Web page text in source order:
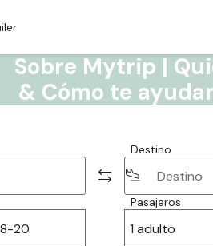
Sobre Mytrip |
& Cómo te
Destino
Pasajeros
1 adulto